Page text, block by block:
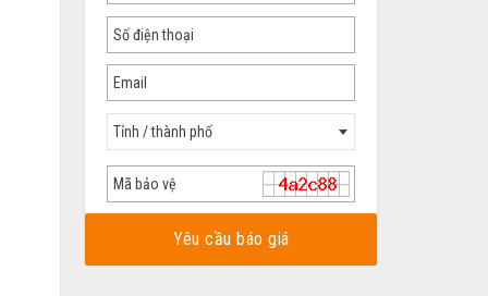
Tỉnh / thành phố
Yêu cầu báo giá